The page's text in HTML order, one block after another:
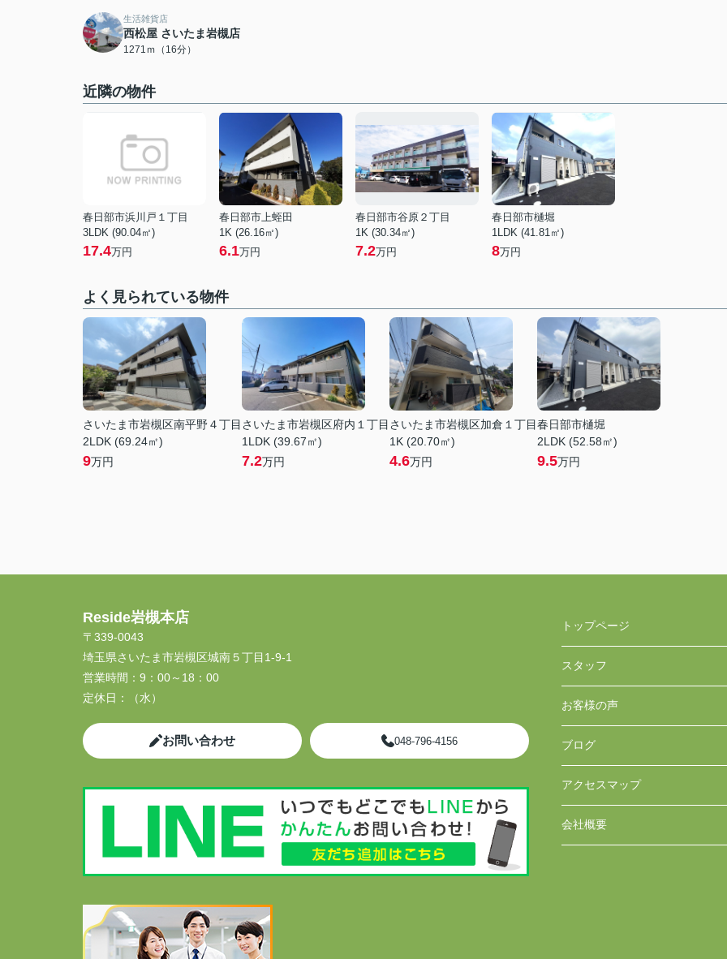
生活雑貨店
西松屋 さいたま岩槻店
1271ｍ（16分）
近隣の物件
春日部市浜川戸１丁目
3LDK (90.04㎡)
17.4万円
春日部市上蛭田
1K (26.16㎡)
6.1万円
春日部市谷原２丁目
1K (30.34㎡)
7.2万円
春日部市樋堀
1LDK (41.81㎡)
8万円
よく見られている物件
さいたま市岩槻区南平野４丁目
2LDK (69.24㎡)
9万円
さいたま市岩槻区府内１丁目
1LDK (39.67㎡)
7.2万円
さいたま市岩槻区加倉１丁目
1K (20.70㎡)
4.6万円
春日部市樋堀
2LDK (52.58㎡)
9.5万円
Reside岩槻本店
〒339-0043
埼玉県さいたま市岩槻区城南５丁目1-9-1
営業時間： 9：00～18：00
定休日：
（水）
お問い合わせ 048-796-4156
トップページ
スタッフ
お客様の声
ブログ
アクセスマップ
会社概要